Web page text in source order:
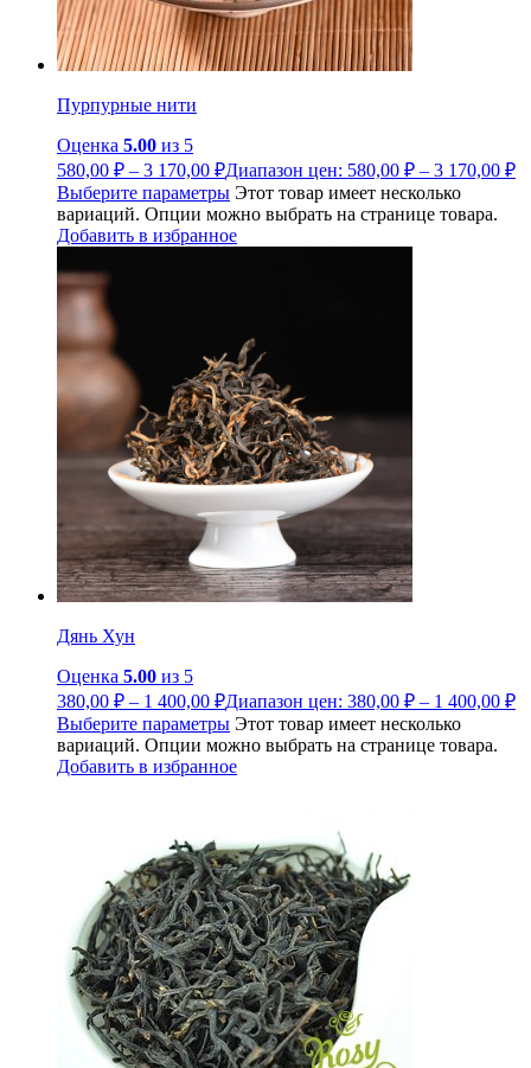
Пурпурные нити
Оценка 5.00 из 5
580,00 ₽ – 3 170,00 ₽Диапазон цен: 580,00 ₽ – 3 170,00 ₽
Выберите параметры Этот товар имеет несколько
вариаций. Опции можно выбрать на странице товара.
Добавить в избранное
Дянь Хун
Оценка 5.00 из 5
380,00 ₽ – 1 400,00 ₽Диапазон цен: 380,00 ₽ – 1 400,00 ₽
Выберите параметры Этот товар имеет несколько
вариаций. Опции можно выбрать на странице товара.
Добавить в избранное